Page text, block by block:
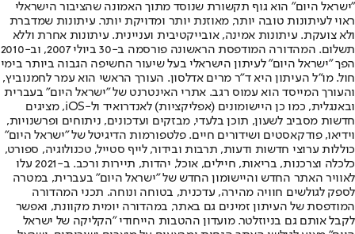
"ישראל היום" הוא גוף תקשורת שנוסד מתוך האמונה שהציבור הישראלי
ראוי לעיתונות טובה יותר, מאוזנת יותר ומדויקת יותר. עיתונות שמדברת
ולא צועקת. עיתונות אמינה, אובייקטיבית ועניינית. עיתונות אחרת וללא
תשלום. המהדורה המודפסת הראשונה פורסמה ב-30 ביולי 2007, וב-2010
הפך "ישראל היום" לעיתון הישראלי בעל שיעור החשיפה הגבוה ביותר בימי
חול. מו"ל העיתון היא ד"ר מרים אדלסון. העורך הראשי הוא עמר לחמנוביץ,
והעורך המייסד הוא עמוס רגב. אתרי האינטרנט של "ישראל היום" בעברית
ובאנגלית, כמו כן היישומונים (אפליקציות) לאנדרואיד ול-iOS, מציגים
חדשות מסביב לשעון, תוכן בלעדי, מבזקים ועדכונים, ניתוחים ופרשנויות,
וידיאו, פודקאסטים ושידורים חיים. פלטפורמות הדיגיטל של "ישראל היום"
כוללות ערוצי חדשות ודעות, תרבות ובידור, לייף סטייל, טכנולוגיה, ספורט,
כלכלה וצרכנות, בריאות, חיילים, אוכל, יהדות, תיירות ורכב. ב-2021 עלו
לאוויר האתר החדש והיישומון החדש של "ישראל היום" בעברית, במטרה
לספק לגולשים חוויה מהירה, עדכנית, בטוחה ונוחה. תכני המהדורה
המודפסת של העיתון זמינים גם באתר, במהדורה יומית מקוונת, ואפשר
לקבל אותם גם בניוזלטר. מועדון ההטבות הייחודי "הקליקה של ישראל